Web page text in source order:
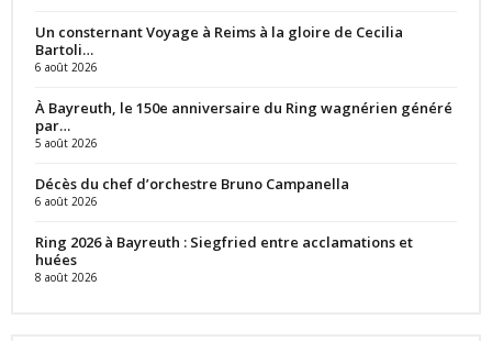
Un consternant Voyage à Reims à la gloire de Cecilia
Bartoli…
6 août 2026
À Bayreuth, le 150e anniversaire du Ring wagnérien généré
par…
5 août 2026
Décès du chef d’orchestre Bruno Campanella
6 août 2026
Ring 2026 à Bayreuth : Siegfried entre acclamations et
huées
8 août 2026